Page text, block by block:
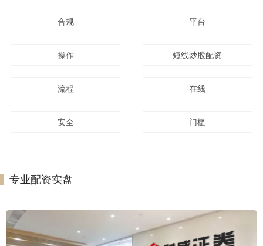
合规 平台
操作 短线炒股配资
流程 在线
安全 门槛
专业配资实盘